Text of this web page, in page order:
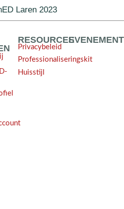
Laren 2023
RESOURCES
Privacybeleid
Professionaliseringskit
Huisstijl